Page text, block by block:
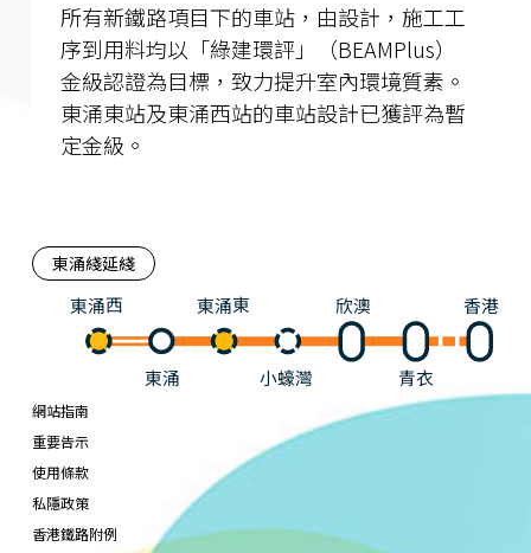
所有新鐵路項目下的車站，由設計，施工工
序到用料均以「綠建環評」（BEAMPlus）
金級認證為目標，致力提升室內環境質素。
東涌東站及東涌西站的車站設計已獲評為暫
定金級。
東涌綫延綫
東涌
東涌東
東涌西 欣澳
青衣
香港
小蠔灣
網站指南
重要告示
使用條款
私隱政策
香港鐵路附例